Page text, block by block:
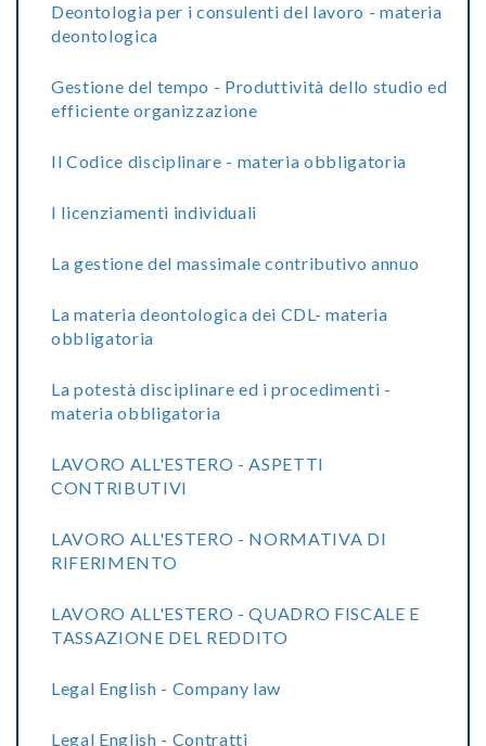
Deontologia per i consulenti del lavoro - materia
deontologica
Gestione del tempo - Produttività dello studio ed
efficiente organizzazione
Il Codice disciplinare - materia obbligatoria
I licenziamenti individuali
La gestione del massimale contributivo annuo
La materia deontologica dei CDL- materia
obbligatoria
La potestà disciplinare ed i procedimenti -
materia obbligatoria
LAVORO ALL'ESTERO - ASPETTI
CONTRIBUTIVI
LAVORO ALL'ESTERO - NORMATIVA DI
RIFERIMENTO
LAVORO ALL'ESTERO - QUADRO FISCALE E
TASSAZIONE DEL REDDITO
Legal English - Company law
Legal English - Contratti